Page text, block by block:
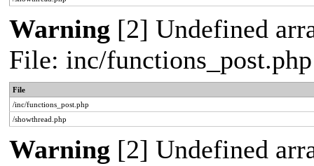
Warning [2] Undefined
File: inc/
File
/inc/functions_post.php
/showthread.php
Warning [2] Undefined